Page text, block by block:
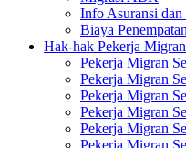
Info Asuransi dan
Biaya Penempatan
Hak-hak Pekerja Migran
Pekerja Migran
Pekerja Migran
Pekerja Migran
Pekerja Migran
Pekerja Migran
Pekerja Migran